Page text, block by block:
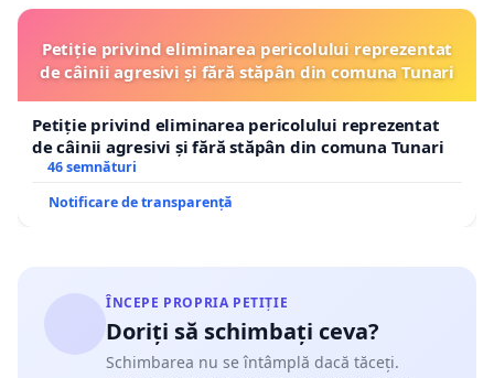
Petiție privind eliminarea pericolului reprezentat
de câinii agresivi și fără stăpân din comuna Tunari
Petiție privind eliminarea pericolului reprezentat
de câinii agresivi și fără stăpân din comuna Tunari
46 semnături
Notificare de transparență
ÎNCEPE PROPRIA PETIȚIE
Doriți să schimbați ceva?
Schimbarea nu se întâmplă dacă tăceți.